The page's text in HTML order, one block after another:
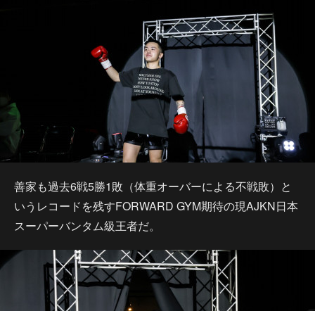
善家も過去6戦5勝1敗（体重オーバーによる不戦敗）と
いうレコードを残すFORWARD GYM期待の現AJKN日本
スーパーバンタム級王者だ。